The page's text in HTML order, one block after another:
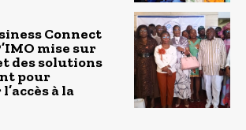
Connect
mise sur
des solutions
pour
à la